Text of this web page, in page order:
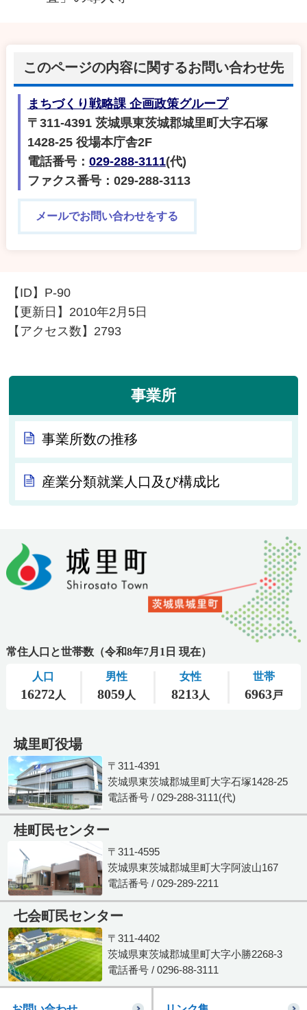
このページの内容に関するお問い合わせ先
まちづくり戦略課 企画政策グループ
〒311-4391 茨城県東茨城郡城里町大字石塚
1428-25 役場本庁舎2F
電話番号： 029-288-3111(代)
ファクス番号：029-288-3113
メールでお問い合わせをする
【ID】 P-90
【更新日】 2010年2月5日
【アクセス数】 2793
事業所
事業所数の推移
産業分類就業人口及び構成比
城里町役場
〒311-4391
茨城県東茨城郡城里町大字石塚1428-25
電話番号 / 029-288-3111(代)
桂町民センター
〒311-4595
茨城県東茨城郡城里町大字阿波山167
電話番号 / 029-289-2211
七会町民センター
〒311-4402
茨城県東茨城郡城里町大字小勝2268-3
電話番号 / 0296-88-3111